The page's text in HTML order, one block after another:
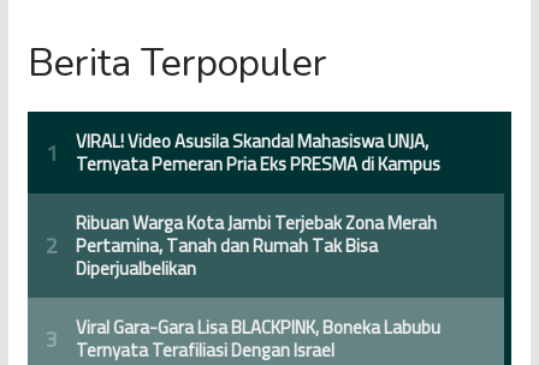
Berita Terpopuler